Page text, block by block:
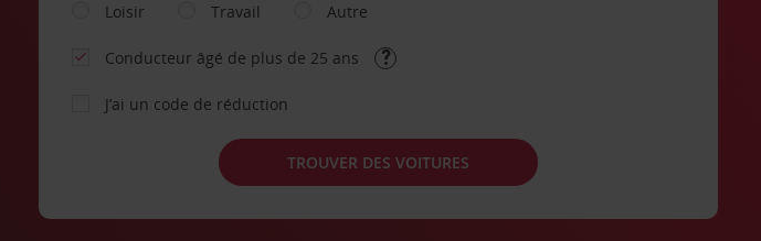
Loisir
Travail Autre
Conducteur âgé de plus de 25 ans
J’ai un code de réduction
TROUVER DES VOITURES